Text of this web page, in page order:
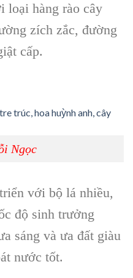
loại hàng rào cây
zích zắc, đường
cấp.
Ngọc
với bộ lá nhiều,
độ sinh trưởng
sáng và ưa đất giàu
nước tốt.